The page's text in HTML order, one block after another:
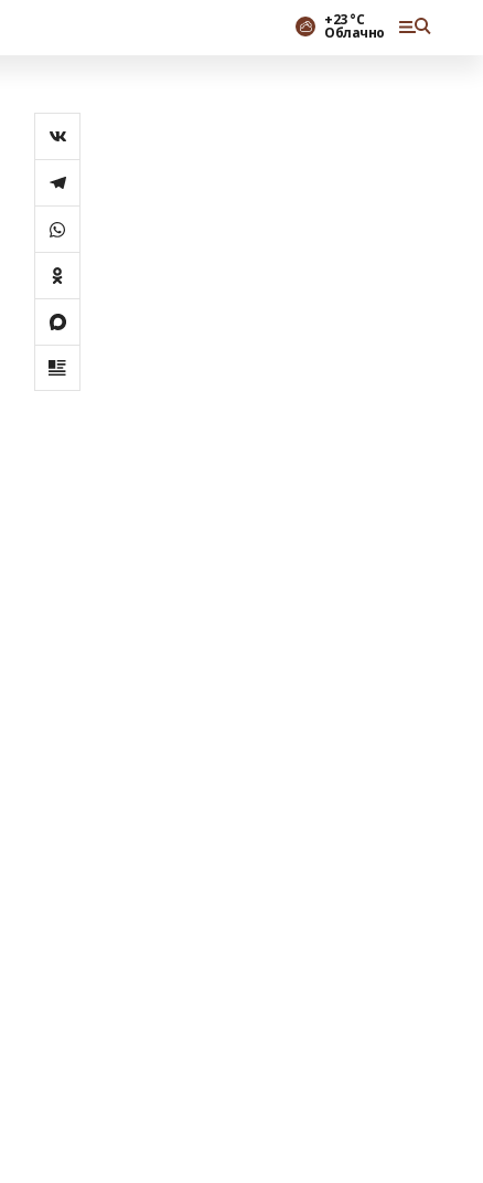
+23 °С
Облачно